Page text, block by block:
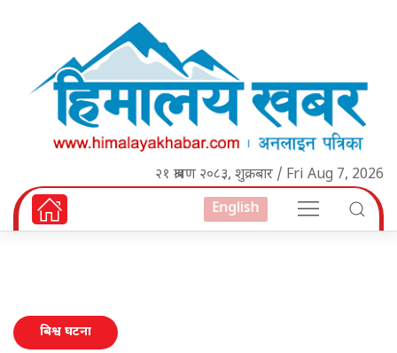
२१ श्रावण २०८३, शुक्रबार / Fri Aug 7, 2026
English
बिश्व घटना